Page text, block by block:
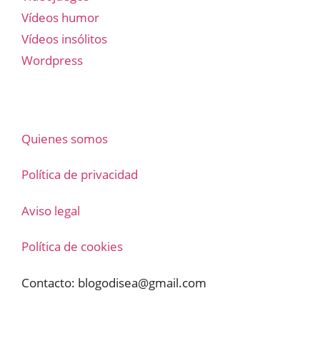
Vídeos humor
Vídeos insólitos
Wordpress
Quienes somos
Política de privacidad
Aviso legal
Política de cookies
Contacto: blogodisea@gmail.com